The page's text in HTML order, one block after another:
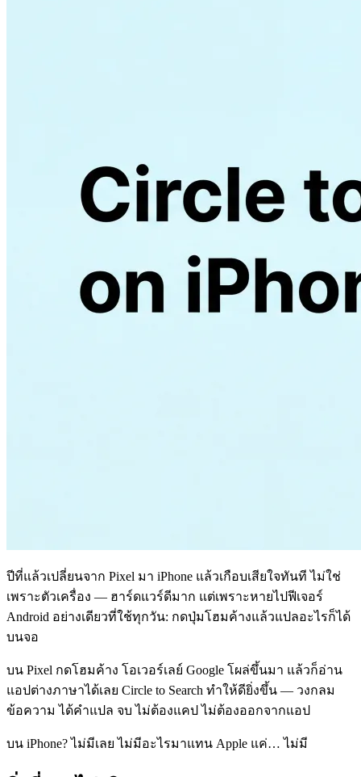
ปีที่แล้วเปลี่ยนจาก Pixel มา iPhone แล้วเกือบเสียใจทันที ไม่ใช่
เพราะตัวเครื่อง — ฮาร์ดแวร์ดีมาก แต่เพราะหายไปฟีเจอร์
Android อย่างเดียวที่ใช้ทุกวัน: กดปุ่มโฮมค้างแล้วแปลอะไรก็ได้
บนจอ
บน Pixel กดโฮมค้าง โอเวอร์เลย์ Google โผล่ขึ้นมา แล้วก็อ่าน
แอปต่างภาษาได้เลย Circle to Search ทำให้ดียิ่งขึ้น — วงกลม
ข้อความ ได้คำแปล จบ ไม่ต้องแคป ไม่ต้องออกจากแอป
บน iPhone? ไม่มีเลย ไม่มีอะไรมาแทน Apple แค่… ไม่มี